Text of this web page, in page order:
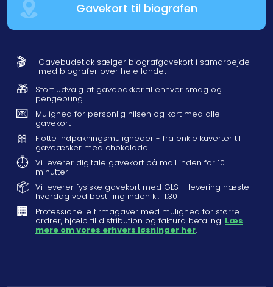
Gavekort til biografen
🎬 Gavebudet.dk sælger biografgavekort i samarbejde
med biografer over hele landet
🎁 Stort udvalg af gavepakker til enhver smag og
pengepung
💌 Mulighed for personlig hilsen og kort med alle
gavekort
🎀 Flotte indpakningsmuligheder - fra enkle kuverter til
gaveæsker med chokolade
⏱️ Vi leverer digitale gavekort på mail inden for 10
minutter
📦 Vi leverer fysiske gavekort med GLS – levering næste
hverdag ved bestilling inden kl. 11:30
🏢 Professionelle firmagaver med mulighed for større
ordrer, hjælp til distribution og faktura betaling. Læs
mere om vores erhvers løsninger her.